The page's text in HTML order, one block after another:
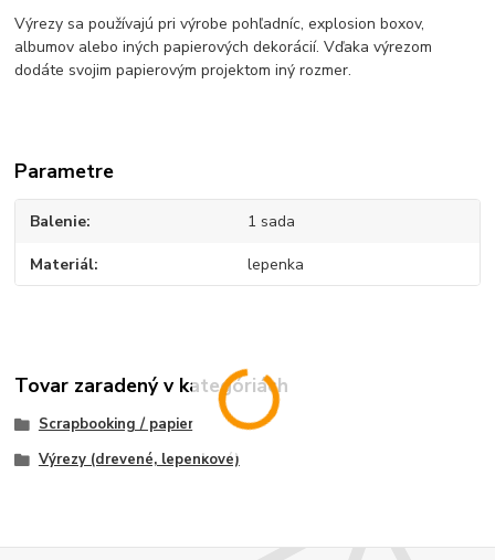
Výrezy sa používajú pri výrobe pohľadníc, explosion boxov,
albumov alebo iných papierových dekorácií. Vďaka výrezom
dodáte svojim papierovým projektom iný rozmer.
Parametre
Balenie 1 sada
Materiál lepenka
Tovar zaradený v kategóriách
Scrapbooking / papier
Výrezy (drevené, lepenkové)